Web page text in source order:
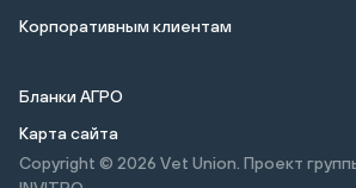
Корпоративным клиентам
Бланки АГРО
Карта сайта
Copyright © 2026 Vet Union. Проект